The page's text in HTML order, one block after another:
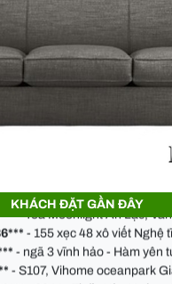
KHÁCH ĐẶT GẦN ĐÂY
- 23 Mẹ Thứ - Hòa Xuân -
- Toà Moonlight An Lạc, Vân
- 155 xẹc 48 xô viết Nghệ
- ngã 3 vĩnh hảo -
- S107, Vihome oceanpark